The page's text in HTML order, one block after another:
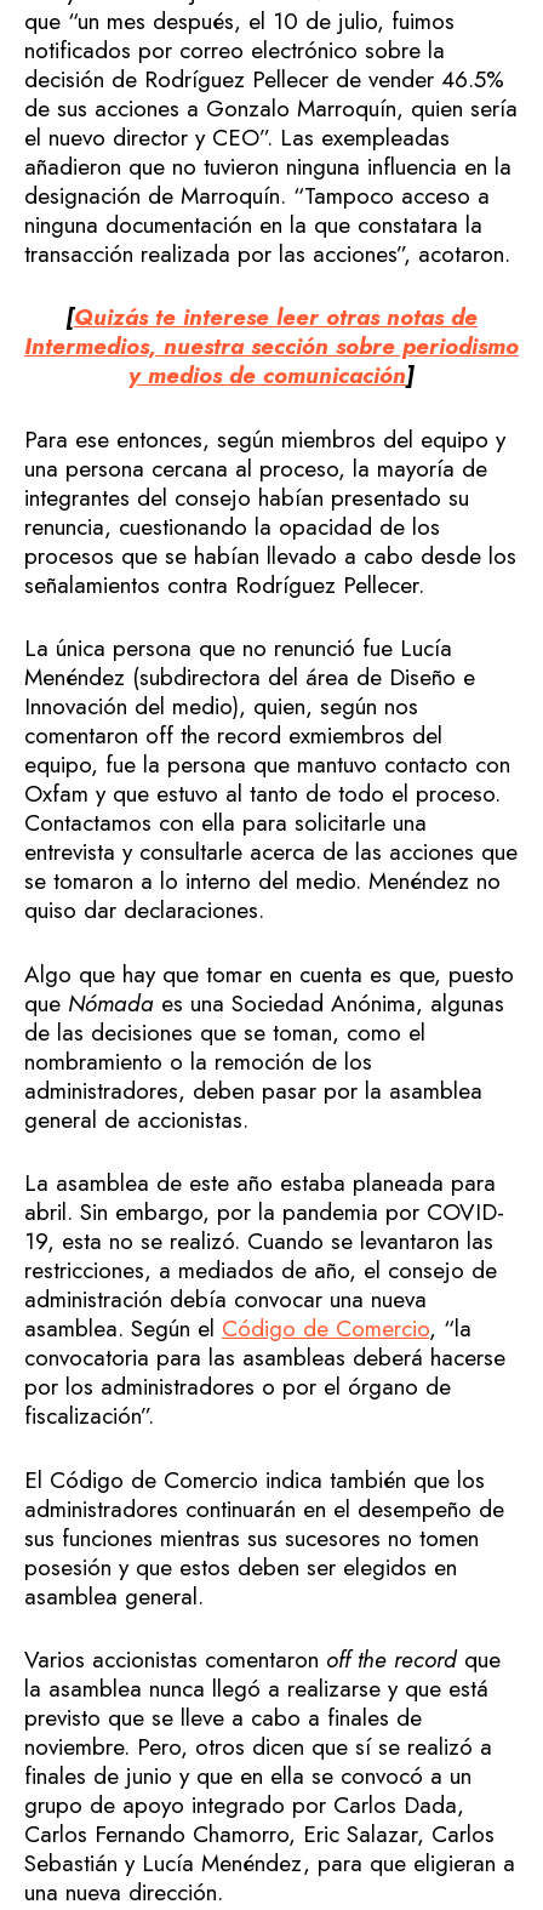
que “un mes después, el 10 de julio, fuimos
notificados por correo electrónico sobre la
decisión de Rodríguez Pellecer de vender 46.5%
de sus acciones a Gonzalo Marroquín, quien sería
el nuevo director y CEO”. Las exempleadas
añadieron que no tuvieron ninguna influencia en la
designación de Marroquín. “Tampoco acceso a
ninguna documentación en la que constatara la
transacción realizada por las acciones”, acotaron.
[Quizás te interese leer otras notas de
Intermedios, nuestra sección sobre periodismo
y medios de comunicación]
Para ese entonces, según miembros del equipo y
una persona cercana al proceso, la mayoría de
integrantes del consejo habían presentado su
renuncia, cuestionando la opacidad de los
procesos que se habían llevado a cabo desde los
señalamientos contra Rodríguez Pellecer.
La única persona que no renunció fue Lucía
Menéndez (subdirectora del área de Diseño e
Innovación del medio), quien, según nos
comentaron off the record exmiembros del
equipo, fue la persona que mantuvo contacto con
Oxfam y que estuvo al tanto de todo el proceso.
Contactamos con ella para solicitarle una
entrevista y consultarle acerca de las acciones que
se tomaron a lo interno del medio. Menéndez no
quiso dar declaraciones.
Algo que hay que tomar en cuenta es que, puesto
que Nómada es una Sociedad Anónima, algunas
de las decisiones que se toman, como el
nombramiento o la remoción de los
administradores, deben pasar por la asamblea
general de accionistas.
La asamblea de este año estaba planeada para
abril. Sin embargo, por la pandemia por COVID-
19, esta no se realizó. Cuando se levantaron las
restricciones, a mediados de año, el consejo de
administración debía convocar una nueva
asamblea. Según el Código de Comercio, “la
convocatoria para las asambleas deberá hacerse
por los administradores o por el órgano de
fiscalización”.
El Código de Comercio indica también que los
administradores continuarán en el desempeño de
sus funciones mientras sus sucesores no tomen
posesión y que estos deben ser elegidos en
asamblea general.
Varios accionistas comentaron off the recordque
la asamblea nunca llegó a realizarse y que está
previsto que se lleve a cabo a finales de
noviembre. Pero, otros dicen que sí se realizó a
finales de junio y que en ella se convocó a un
grupo de apoyo integrado por Carlos Dada,
Carlos Fernando Chamorro, Eric Salazar, Carlos
Sebastián y Lucía Menéndez, para que eligieran a
una nueva dirección.